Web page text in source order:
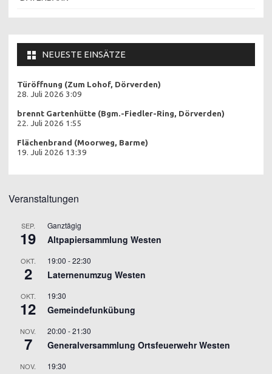
NEUESTE EINSÄTZE
Türöffnung (Zum Lohof, Dörverden)
28. Juli 2026 3:09
brennt Gartenhütte (Bgm.-Fiedler-Ring, Dörverden)
22. Juli 2026 1:55
Flächenbrand (Moorweg, Barme)
19. Juli 2026 13:39
Veranstaltungen
SEP.
19
Ganztägig
Altpapiersammlung Westen
OKT.
2
19:00 -22:30
Laternenumzug Westen
OKT.
12
19:30
Gemeindefunkübung
NOV.
7
20:00 -21:30
Generalversammlung Ortsfeuerwehr Westen
NOV. 19:30